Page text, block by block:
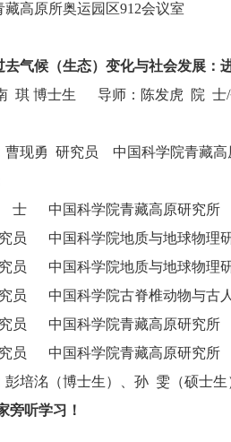
藏高原所奥运园区912会议室
去气候（生态）变化与社会发展：
琪 博士生 导师： 陈发虎 院 士/
曹现勇 研究员
中国科学院青藏
士
中国科学院青藏高原研究所
员
中国科学院地质与地球物理
员
中国科学院地质与地球物理
员
中国科学院古脊椎动物与古
员
中国科学院青藏高原研究所
员
中国科学院青藏高原研究所
彭培洺（博士生）、孙 雯（硕士生
旁听学习！